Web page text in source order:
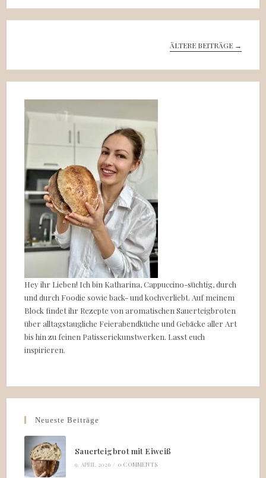
ÄLTERE BEITRÄGE →
Hey ihr Lieben! Ich bin Katharina, Cappuccino-süchtig, durch
und durch Foodie sowie back- und kochverliebt. Auf meinem
Block findet ihr Rezepte von aromatischen Sauerteigbroten
über alltagstaugliche Feierabendküche und Gebäcke aller Art
bis hin zu feinen Patisseriekunstwerken. Lasst euch
inspirieren.
Neueste Beiträge
Sauerteigbrot mit Eiweiß
9. APRIL 2026 / 0 COMMENTS